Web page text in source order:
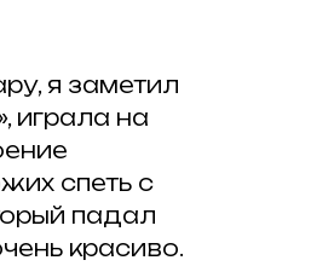
я заметил
играла на
спеть с
падал
красиво.